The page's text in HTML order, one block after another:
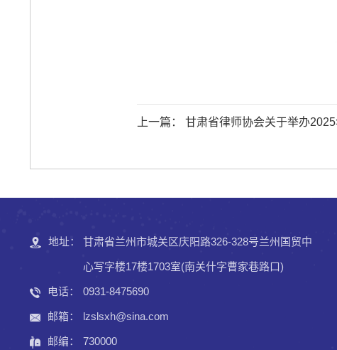
上一篇： 甘肃省律师协会关于举办2025年第二期申请律师执业人
地址： 甘肃省兰州市城关区庆阳路326-328号兰州国贸中
心写字楼17楼1703室(南关什字曹家巷路口)
电话： 0931-8475690
邮箱： lzslsxh@sina.com
邮编： 730000